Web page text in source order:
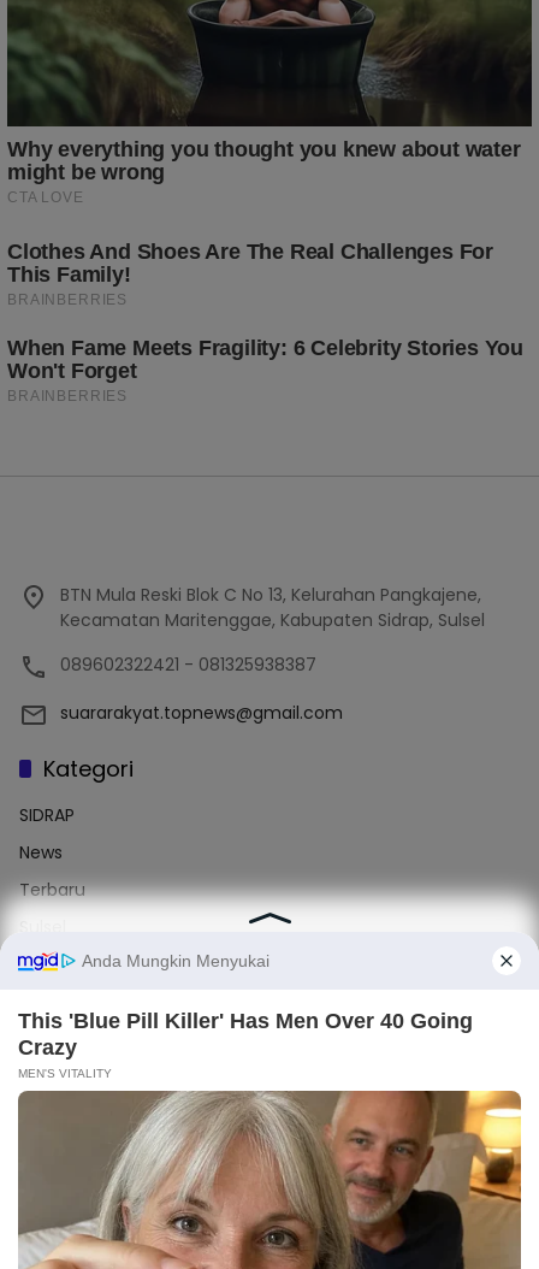
BTN Mula Reski Blok C No 13, Kelurahan Pangkajene,
Kecamatan Maritenggae, Kabupaten Sidrap, Sulsel
089602322421 - 081325938387
suararakyat.topnews@gmail.com
Kategori
SIDRAP
News
Terbaru
Enrekang
Label
#Sidrap
#Nasional
#Enrekang
#Barru
×
Light Dark